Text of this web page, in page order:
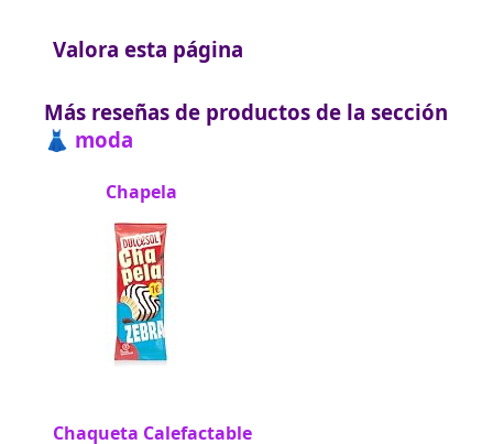
Valora esta página
Más reseñas de productos de la sección
👗 moda
Chapela
Chaqueta Calefactable